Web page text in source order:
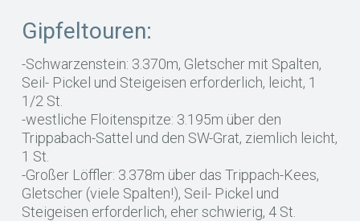
Gipfeltouren:
-Schwarzenstein: 3.370m, Gletscher mit Spalten,
Seil- Pickel und Steigeisen erforderlich, leicht, 1
1/2 St.
-westliche Floitenspitze: 3.195m über den
Trippabach-Sattel und den SW-Grat, ziemlich leicht,
1 St.
-Großer Löffler: 3.378m über das Trippach-Kees,
Gletscher (viele Spalten!), Seil- Pickel und
Steigeisen erforderlich, eher schwierig, 4 St.